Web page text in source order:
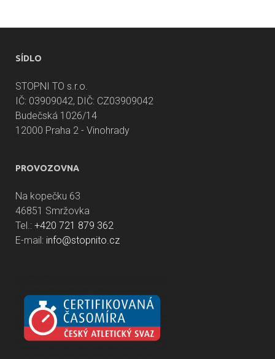
SÍDLO
STOPNI TO s.r.o.
IČ: 03909042, DIČ: CZ03909042
Budečská 1026/14
12000 Praha 2 - Vinohrady
PROVOZOVNA
Na kopečku 63
46851 Smržovka
Tel.: +420 721 879 362
E-mail: info@stopnito.cz